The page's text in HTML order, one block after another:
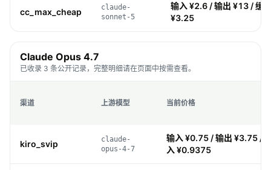
cc_max_cheap
claude-
sonnet-5
输入 ¥2.6 / 输出 ¥13 / 缓
¥3.25
Claude Opus 4.7
已收录 3 条公开记录，完整明细请在页面中按需查看。
渠道 上游模型 当前价格
kiro_svip
claude-
opus-4-7
输入 ¥0.75 / 输出 ¥3.75 /
入 ¥0.9375